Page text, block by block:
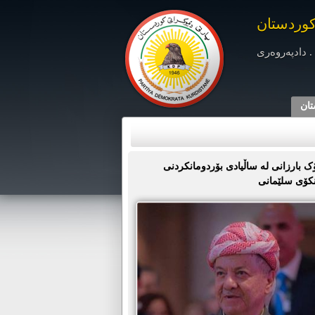
دادپەروەری
بارزانی لە ساڵیادی بۆردومانکردنی
سلێمانی